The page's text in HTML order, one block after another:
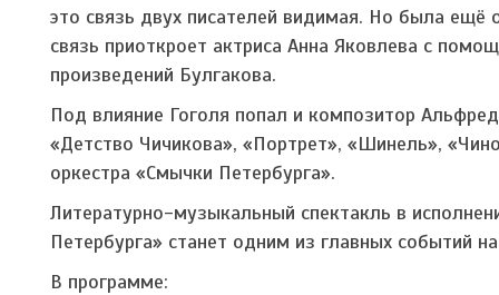
это связь двух писателей видимая. Но была ещё
связь приоткроет актриса Анна Яковлева с
произведений Булгакова.
Под влияние Гоголя попал и композитор
«Детство Чичикова», «Портрет», «Шинель»,
оркестра «Смычки Петербурга».
Литературно-музыкальный спектакль в
Петербурга» станет одним из главных событий
В программе: